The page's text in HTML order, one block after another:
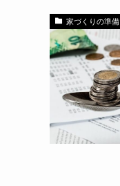
家づくりの準備